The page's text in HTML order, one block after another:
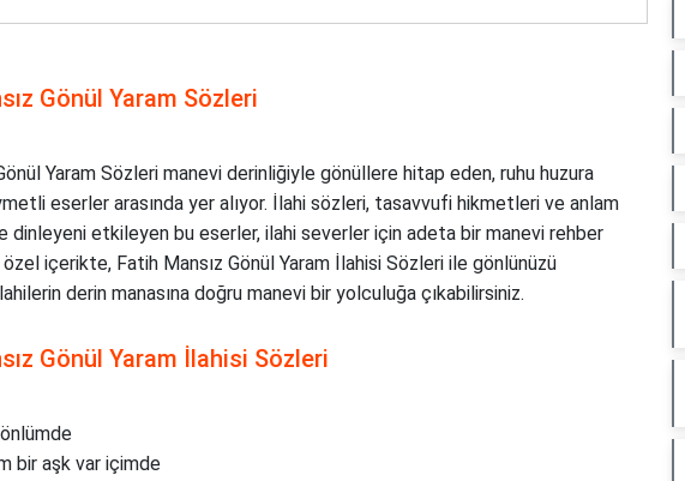
Gönül Yaram Sözleri
Yaram Sözleri manevi derinliğiyle gönüllere hitap eden, ruhu huzura
eserler arasında yer alıyor. İlahi sözleri, tasavvufi hikmetleri ve anlam
dinleyeni etkileyen bu eserler, ilahi severler için adeta bir manevi rehber
içerikte, Fatih Mansız Gönül Yaram İlahisi Sözleri ile gönlünüzü
derin manasına doğru manevi bir yolculuğa çıkabilirsiniz.
Gönül Yaram İlahisi Sözleri
bir aşk var içimde